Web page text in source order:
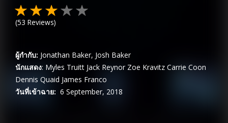
(53 Reviews)
ผู้กำกับ: Jonathan Baker, Josh Baker
นักแสดง: Myles Truitt Jack Reynor Zoe Kravitz Carrie Coon
Dennis Quaid James Franco
วันที่เข้าฉาย: 6 September, 2018